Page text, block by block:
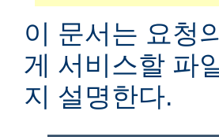
이 문서는 요청
게 서비스할 파
지 설명한다.